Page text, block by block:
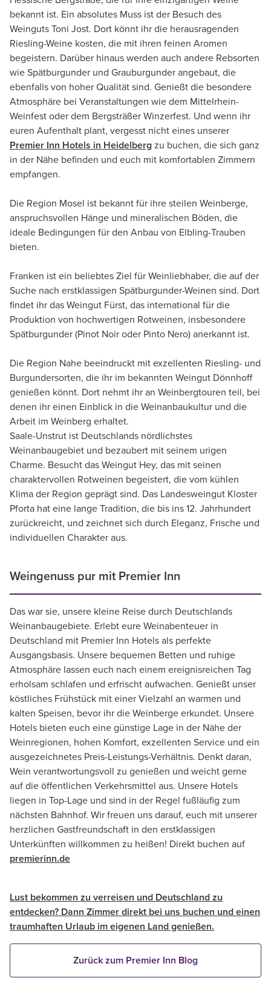
bekannt ist. Ein absolutes Muss ist der Besuch des
Weinguts Toni Jost. Dort könnt ihr die herausragenden
Riesling-Weine kosten, die mit ihren feinen Aromen
begeistern. Darüber hinaus werden auch andere Rebsorten
wie Spätburgunder und Grauburgunder angebaut, die
ebenfalls von hoher Qualität sind. Genießt die besondere
Atmosphäre bei Veranstaltungen wie dem Mittelrhein-
Weinfest oder dem Bergsträßer Winzerfest. Und wenn ihr
euren Aufenthalt plant, vergesst nicht eines unserer
Premier Inn Hotels in Heidelberg zu buchen, die sich ganz
in der Nähe befinden und euch mit komfortablen Zimmern
empfangen.
Die Region Mosel ist bekannt für ihre steilen Weinberge,
anspruchsvollen Hänge und mineralischen Böden, die
ideale Bedingungen für den Anbau von Elbling-Trauben
bieten.
Franken ist ein beliebtes Ziel für Weinliebhaber, die auf der
Suche nach erstklassigen Spätburgunder-Weinen sind. Dort
findet ihr das Weingut Fürst, das international für die
Produktion von hochwertigen Rotweinen, insbesondere
Spätburgunder (Pinot Noir oder Pinto Nero) anerkannt ist.
Die Region Nahe beeindruckt mit exzellenten Riesling- und
Burgundersorten, die ihr im bekannten Weingut Dönnhoff
genießen könnt. Dort nehmt ihr an Weinbergtouren teil, bei
denen ihr einen Einblick in die Weinanbaukultur und die
Arbeit im Weinberg erhaltet.
Saale-Unstrut ist Deutschlands nördlichstes
Weinanbaugebiet und bezaubert mit seinem urigen
Charme. Besucht das Weingut Hey, das mit seinen
charaktervollen Rotweinen begeistert, die vom kühlen
Klima der Region geprägt sind. Das Landesweingut Kloster
Pforta hat eine lange Tradition, die bis ins 12. Jahrhundert
zurückreicht, und zeichnet sich durch Eleganz, Frische und
individuellen Charakter aus.
Weingenuss pur mit Premier Inn
Das war sie, unsere kleine Reise durch Deutschlands
Weinanbaugebiete. Erlebt eure Weinabenteuer in
Deutschland mit Premier Inn Hotels als perfekte
Ausgangsbasis. Unsere bequemen Betten und ruhige
Atmosphäre lassen euch nach einem ereignisreichen Tag
erholsam schlafen und erfrischt aufwachen. Genießt unser
köstliches Frühstück mit einer Vielzahl an warmen und
kalten Speisen, bevor ihr die Weinberge erkundet. Unsere
Hotels bieten euch eine günstige Lage in der Nähe der
Weinregionen, hohen Komfort, exzellenten Service und ein
ausgezeichnetes Preis-Leistungs-Verhältnis. Denkt daran,
Wein verantwortungsvoll zu genießen und weicht gerne
auf die öffentlichen Verkehrsmittel aus. Unsere Hotels
liegen in Top-Lage und sind in der Regel fußläufig zum
nächsten Bahnhof. Wir freuen uns darauf, euch mit unserer
herzlichen Gastfreundschaft in den erstklassigen
Unterkünften willkommen zu heißen! Direkt buchen auf
premierinn.de
Lust bekommen zu verreisen und Deutschland zu
entdecken? Dann Zimmer direkt bei uns buchen und einen
traumhaften Urlaub im eigenen Land genießen.
Zurück zum Premier Inn Blog